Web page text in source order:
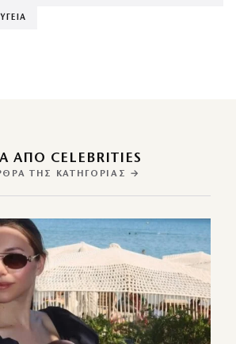
ΥΓΕΙΑ
ΑΠΌ CELEBRITIES
ΤΗΣ ΚΑΤΗΓΟΡΊΑΣ →